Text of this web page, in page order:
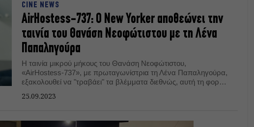
CINE NEWS
AirHostess-737: Ο New Yorker αποθεώνει την
ταινία του Θανάση Νεοφώτιστου με τη Λένα
Παπαληγούρα
Η ταινία μικρού μήκους του Θανάση Νεοφώτιστου,
«AirHostess-737», με πρωταγωνίστρια τη Λένα Παπαληγούρα,
εξακολουθεί να "τραβάει" τα βλέμματα διεθνώς, αυτή τη φορά
25.09.2023